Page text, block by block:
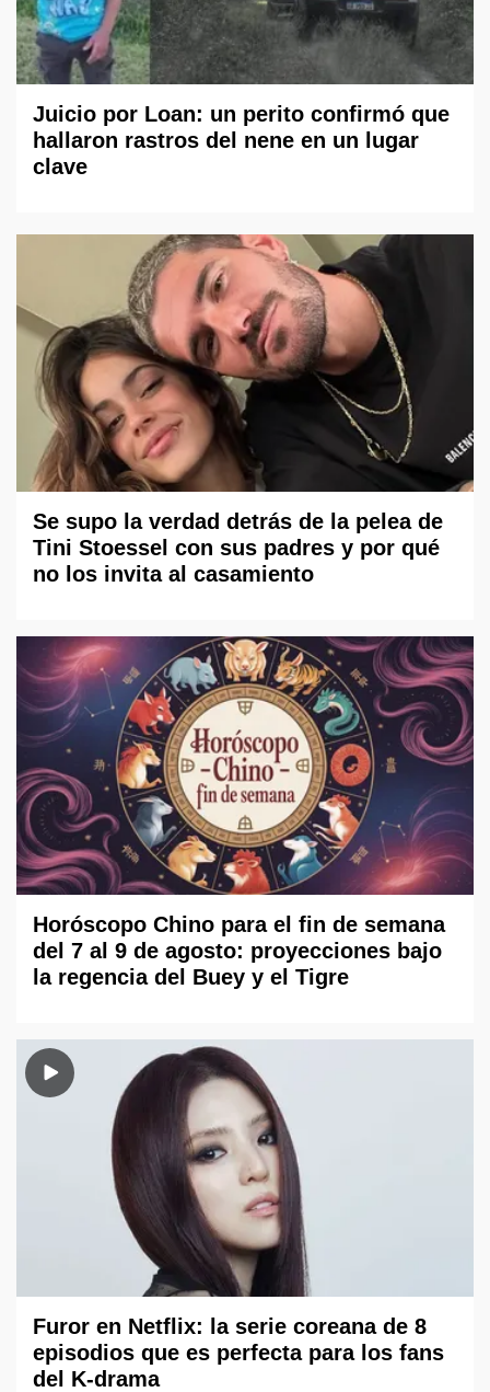
Juicio por Loan: un perito confirmó que
hallaron rastros del nene en un lugar
clave
Se supo la verdad detrás de la pelea de
Tini Stoessel con sus padres y por qué
no los invita al casamiento
Horóscopo Chino para el fin de semana
del 7 al 9 de agosto: proyecciones bajo
la regencia del Buey y el Tigre
Furor en Netflix: la serie coreana de 8
episodios que es perfecta para los fans
del K-drama